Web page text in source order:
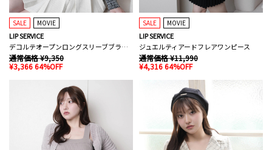
SALE MOVIE
LIP SERVICE
デコルテオープンロングスリーブブラウス
通常価格 ¥9,350
¥3,366 64%OFF
SALE MOVIE
LIP SERVICE
ジュエルティアードフレアワンピース
通常価格 ¥11,990
¥4,316 64%OFF